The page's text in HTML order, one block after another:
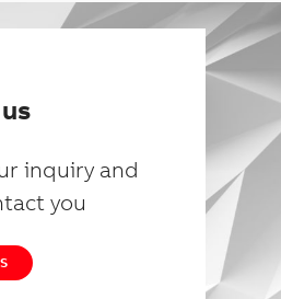
inquiry and
you